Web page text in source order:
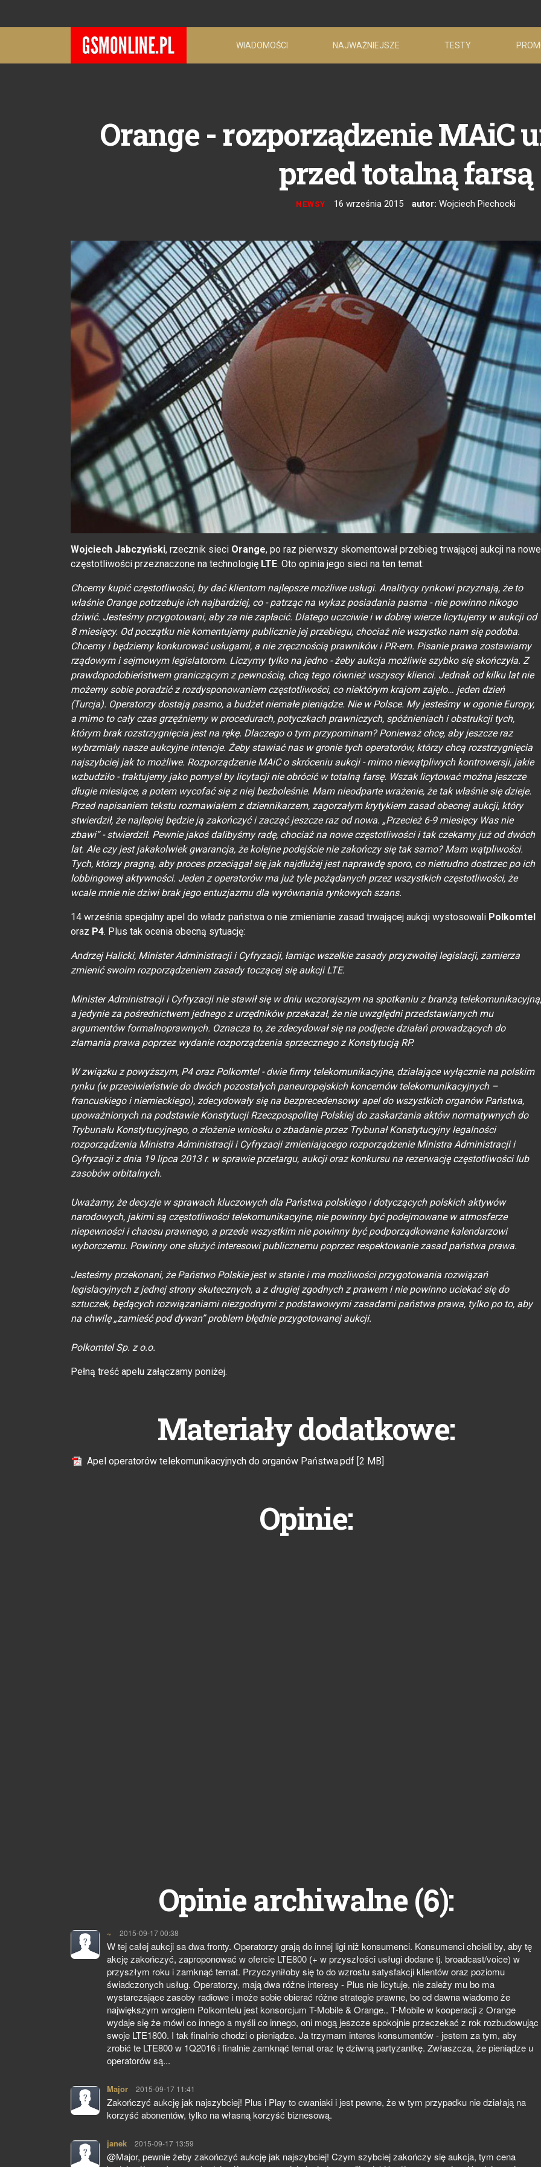
WIADOMOŚCI NAJWAŻNIEJSZE TESTY
Orange - rozporządzenie MAiC
przed totalną farsą
NEWSY 16 września 2015 autor: Wojciech Piechocki
Wojciech Jabczyński, rzecznik sieci Orange, po raz pierwszy skomentował przebieg trwającej aukcji na nowe
częstotliwości przeznaczone na technologię LTE. Oto opinia jego sieci na ten temat:
Chcemy kupić częstotliwości, by dać klientom najlepsze możliwe usługi. Analitycy rynkowi przyznają, że to
właśnie Orange potrzebuje ich najbardziej, co - patrząc na wykaz posiadania pasma - nie powinno nikogo
dziwić. Jesteśmy przygotowani, aby za nie zapłacić. Dlatego uczciwie i w dobrej wierze licytujemy w aukcji od
8 miesięcy. Od początku nie komentujemy publicznie jej przebiegu, chociaż nie wszystko nam się podoba.
Chcemy i będziemy konkurować usługami, a nie zręcznością prawników i PR-em. Pisanie prawa zostawiamy
rządowym i sejmowym legislatorom. Liczymy tylko na jedno - żeby aukcja możliwie szybko się skończyła. Z
prawdopodobieństwem graniczącym z pewnością, chcą tego również wszyscy klienci. Jednak od kilku lat nie
możemy sobie poradzić z rozdysponowaniem częstotliwości, co niektórym krajom zajęło… jeden dzień
(Turcja). Operatorzy dostają pasmo, a budżet niemałe pieniądze. Nie w Polsce. My jesteśmy w ogonie Europy,
a mimo to cały czas grzęźniemy w procedurach, potyczkach prawniczych, spóźnieniach i obstrukcji tych,
którym brak rozstrzygnięcia jest na rękę. Dlaczego o tym przypominam? Ponieważ chcę, aby jeszcze raz
wybrzmiały nasze aukcyjne intencje. Żeby stawiać nas w gronie tych operatorów, którzy chcą rozstrzygnięcia
najszybciej jak to możliwe. Rozporządzenie MAiC o skróceniu aukcji - mimo niewątpliwych kontrowersji, jakie
wzbudziło - traktujemy jako pomysł by licytacji nie obrócić w totalną farsę. Wszak licytować można jeszcze
długie miesiące, a potem wycofać się z niej bezboleśnie. Mam nieodparte wrażenie, że tak właśnie się dzieje.
Przed napisaniem tekstu rozmawiałem z dziennikarzem, zagorzałym krytykiem zasad obecnej aukcji, który
stwierdził, że najlepiej będzie ją zakończyć i zacząć jeszcze raz od nowa. „Przecież 6-9 miesięcy Was nie
zbawi” - stwierdził. Pewnie jakoś dalibyśmy radę, chociaż na nowe częstotliwości i tak czekamy już od dwóch
lat. Ale czy jest jakakolwiek gwarancja, że kolejne podejście nie zakończy się tak samo? Mam wątpliwości.
Tych, którzy pragną, aby proces przeciągał się jak najdłużej jest naprawdę sporo, co nietrudno dostrzec po ich
lobbingowej aktywności. Jeden z operatorów ma już tyle pożądanych przez wszystkich częstotliwości, że
wcale mnie nie dziwi brak jego entuzjazmu dla wyrównania rynkowych szans.
14 września specjalny apel do władz państwa o nie zmienianie zasad trwającej aukcji wystosowali Polkomtel
oraz P4. Plus tak ocenia obecną sytuację:
Andrzej Halicki, Minister Administracji i Cyfryzacji, łamiąc wszelkie zasady przyzwoitej legislacji, zamierza
zmienić swoim rozporządzeniem zasady toczącej się aukcji LTE.
Minister Administracji i Cyfryzacji nie stawił się w dniu wczorajszym na spotkaniu z branżą telekomunikacyjną,
a jedynie za pośrednictwem jednego z urzędników przekazał, że nie uwzględni przedstawianych mu
argumentów formalnoprawnych. Oznacza to, że zdecydował się na podjęcie działań prowadzących do
złamania prawa poprzez wydanie rozporządzenia sprzecznego z Konstytucją RP.
W związku z powyższym, P4 oraz Polkomtel - dwie firmy telekomunikacyjne, działające wyłącznie na polskim
rynku (w przeciwieństwie do dwóch pozostałych paneuropejskich koncernów telekomunikacyjnych –
francuskiego i niemieckiego), zdecydowały się na bezprecedensowy apel do wszystkich organów Państwa,
upoważnionych na podstawie Konstytucji Rzeczpospolitej Polskiej do zaskarżania aktów normatywnych do
Trybunału Konstytucyjnego, o złożenie wniosku o zbadanie przez Trybunał Konstytucyjny legalności
rozporządzenia Ministra Administracji i Cyfryzacji zmieniającego rozporządzenie Ministra Administracji i
Cyfryzacji z dnia 19 lipca 2013 r. w sprawie przetargu, aukcji oraz konkursu na rezerwację częstotliwości lub
zasobów orbitalnych.
Uważamy, że decyzje w sprawach kluczowych dla Państwa polskiego i dotyczących polskich aktywów
narodowych, jakimi są częstotliwości telekomunikacyjne, nie powinny być podejmowane w atmosferze
niepewności i chaosu prawnego, a przede wszystkim nie powinny być podporządkowane kalendarzowi
wyborczemu. Powinny one służyć interesowi publicznemu poprzez respektowanie zasad państwa prawa.
Jesteśmy przekonani, że Państwo Polskie jest w stanie i ma możliwości przygotowania rozwiązań
legislacyjnych z jednej strony skutecznych, a z drugiej zgodnych z prawem i nie powinno uciekać się do
sztuczek, będących rozwiązaniami niezgodnymi z podstawowymi zasadami państwa prawa, tylko po to, aby
na chwilę „zamieść pod dywan” problem błędnie przygotowanej aukcji.
Polkomtel Sp. z o.o.
Pełną treść apelu załączamy poniżej.
Materiały dodatkowe:
Apel operatorów telekomunikacyjnych do organów Państwa.pdf [2 MB]
Opinie:
Opinie archiwalne (6):
~ pisze:
2015-09-17 00:38
W tej całej aukcji sa dwa fronty. Operatorzy grają do innej ligi niż konsumenci. Konsumenci chcieli by, aby tę
akcję zakończyć, zaproponować w ofercie LTE800 (+ w przyszłości usługi dodane tj. broadcast/voice) w
przyszłym roku i zamknąć temat. Przyczyniłoby się to do wzrostu satysfakcji klientów oraz poziomu
świadczonych usług. Operatorzy, mają dwa różne interesy - Plus nie licytuje, nie zależy mu bo ma
wystarczające zasoby radiowe i może sobie obierać różne strategie prawne, bo od dawna wiadomo że
największym wrogiem Polkomtelu jest konsorcjum T-Mobile & Orange.. T-Mobile w kooperacji z Orange
wydaje się że mówi co innego a myśli co innego, oni mogą jeszcze spokojnie przeczekać z rok rozbudowując
swoje LTE1800. I tak finalnie chodzi o pieniądze. Ja trzymam interes konsumentów - jestem za tym, aby
zrobić te LTE800 w 1Q2016 i finalnie zamknąć temat oraz tę dziwną partyzantkę. Zwłaszcza, że pieniądze u
operatorów są...
Major pisze:
2015-09-17 11:41
Zakończyć aukcję jak najszybciej! Plus i Play to cwaniaki i jest pewne, że w tym przypadku nie działają na
korzyść abonentów, tylko na własną korzyść biznesową.
janek pisze:
2015-09-17 13:59
@Major, pewnie żeby zakończyć aukcję jak najszybciej! Czym szybciej zakończy się aukcja, tym cena